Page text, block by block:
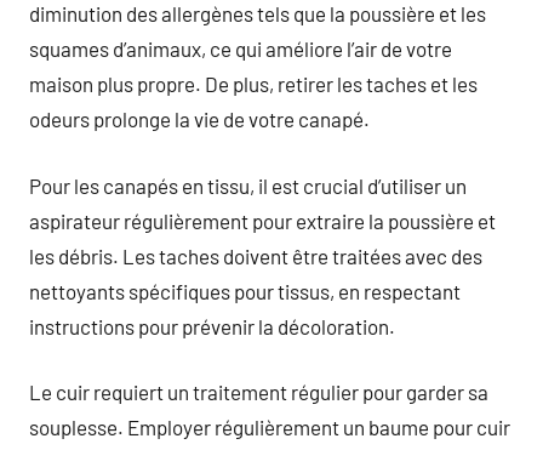
diminution des allergènes tels que la poussière et les
squames d’animaux, ce qui améliore l’air de votre
maison plus propre. De plus, retirer les taches et les
odeurs prolonge la vie de votre canapé.
Pour les canapés en tissu, il est crucial d’utiliser un
aspirateur régulièrement pour extraire la poussière et
les débris. Les taches doivent être traitées avec des
nettoyants spécifiques pour tissus, en respectant
instructions pour prévenir la décoloration.
Le cuir requiert un traitement régulier pour garder sa
souplesse. Employer régulièrement un baume pour cuir